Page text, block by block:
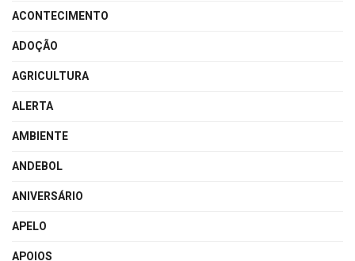
ACONTECIMENTO
ADOÇÃO
AGRICULTURA
ALERTA
AMBIENTE
ANDEBOL
ANIVERSÁRIO
APELO
APOIOS